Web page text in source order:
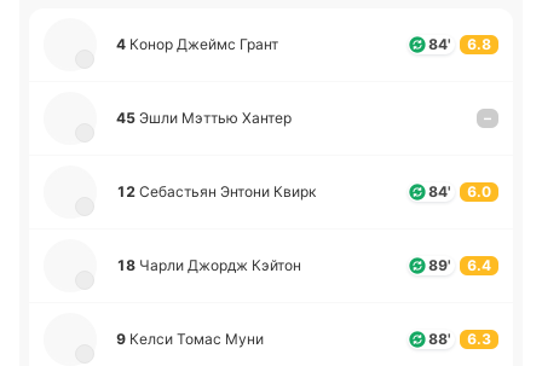
4 Конор Джеймс Грант 84' 6.8
45 Эшли Мэттью Хантер –
12 Се­ба­стьян Энтони Квирк 84' 6.0
18 Чарли Джордж Кэйтон 89' 6.4
9 Келси Томас Муни 88' 6.3